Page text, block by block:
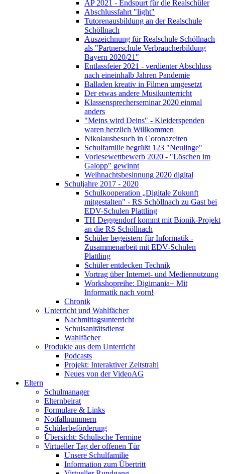
AP 2021 - Endspurt für die Realschüler
Abschlussfahrt "light"
Tutorenausbildung an der Realschule
Schöllnach
Auszeichnung für Realschule Schöllnach
als "Partnerschule Verbraucherbildung
Bayern 2020/21"
Entlassfeier 2021 - verdienter Abschluss
nach eineinhalb Jahren Pandemie
Balladen kreativ in Filmen umgesetzt
Der etwas andere Musikunterricht
Klassensprecherseminar 2020 einmal
anders
"Meins wird Deins" - Kleiderspenden
waren herzlich Willkommen
Nikolausbesuch in Coronazeiten
Schulfamilie begrüßt 123 "Neulinge"
Vorlesewettbewerb 2020 - "Löschen im
Galopp" gewinnt
Weihnachtsbesinnung 2020 digital
Schuljahre 2017 - 2020
Schulkooperation „Digitale Zukunft
mitgestalten" - RS Schöllnach zu Gast bei
EDV-Schulen Plattling
TH Deggendorf kommt mit Bionik-Projekt
an die RS Schöllnach
Schüler begeistern für Informatik -
Zusammenarbeit mit EDV-Schulen
Plattling
Schüler entdecken Technik
Vortrag über Internet- und Mediennutzung
Workshopreihe: Digimania+ Mit
Informatik nach vorn!
Chronik
Unterricht und Wahlfächer
Nachmittagsunterricht
Schulsanitätsdienst
Wahlfächer
Produkte aus dem Unterricht
Podcasts
Projekt: Interaktiver Zeitstrahl
Neues von der VideoAG
Eltern
Schulmanager
Elternbeirat
Formulare & Links
Notfallnummern
Schülerbeförderung
Übersicht: Schulische Termine
Virtueller Tag der offenen Tür
Unsere Schulfamilie
Information zum Übertritt